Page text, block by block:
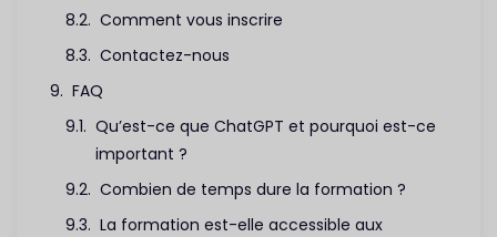
Comment vous inscrire
Contactez-nous
FAQ
Qu’est-ce que ChatGPT et pourquoi est-ce
important ?
Combien de temps dure la formation ?
La formation est-elle accessible aux